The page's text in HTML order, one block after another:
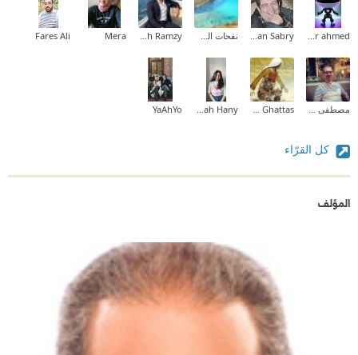
hager ahmed
Ahmed Hassan Sabry نفحات الصياد Mina Mamdouh Ramzy
Mera
Fares Ali
مصطفى عمر الفاروق Hala Ghattas
Sarah Hany
YaAhYo
كل القرّاء
المؤلف